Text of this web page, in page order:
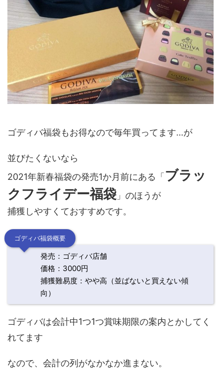
ゴディバ福袋もお得なので毎年買ってます…が
並びたくないなら
2021年新春福袋の発売1か月前にある「ブラッ
クフライデー福袋 」のほうが
捕獲しやすくておすすめです。
ゴディバ福袋概要
発売：ゴディバ店舗
価格：3000円
捕獲難易度：やや高（並ばないと買えない傾
向）
ゴディバは会計中1つ1つ賞味期限の案内とかしてく
れてます
なので、会計の列がなかなか進まない。